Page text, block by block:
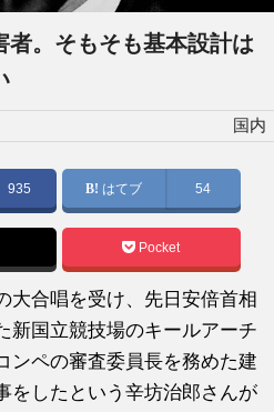
者。そもそも基本設計は
国内
935 はてブ 54
Pocket
大合唱を受け、先日安倍首相
新国立競技場のキールアーチ
ンペの審査委員長を務めた建
をしたという辛坊治郎さんが